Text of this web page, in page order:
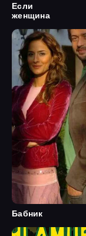
Если
женщина
Бабник